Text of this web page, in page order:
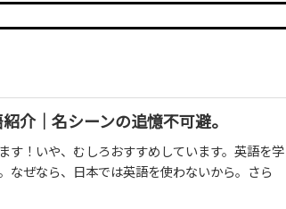
介｜名シーンの追憶不可避。
す！いや、むしろおすすめしています。英語を学
なぜなら、日本では英語を使わないから。さら